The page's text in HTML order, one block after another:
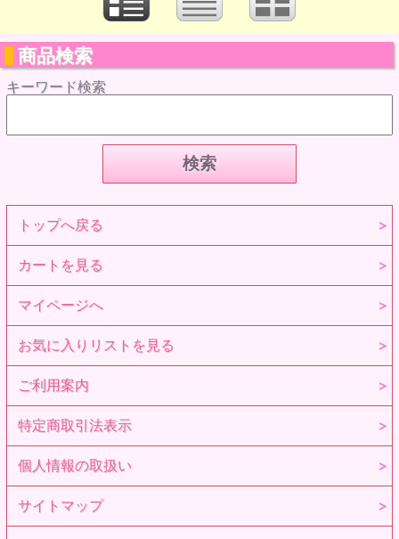
商品検索
キーワード検索
トップへ戻る
カートを見る
マイページへ
お気に入りリストを見る
ご利用案内
特定商取引法表示
個人情報の取扱い
サイトマップ